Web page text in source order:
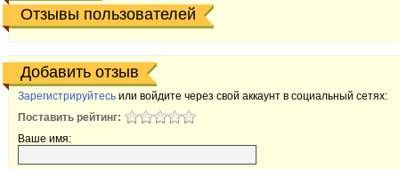
Отзывы пользователей
Добавить отзыв
Зарегистрируйтесь или войдите через свой аккаунт в социальный сетях:
Поставить рейтинг:
Ваше имя: